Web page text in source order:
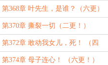
第368章 叶先生，是谁？（六更）
第370章 撕裂一切（二更！）
第372章 敢动我女儿，死！ （四
更）
第374章 母子连心！ （六更！）